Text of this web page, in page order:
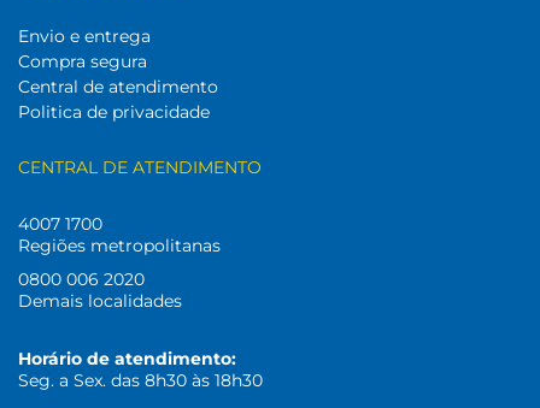
Envio e entrega
Compra segura
Central de atendimento
Politica de privacidade
CENTRAL DE ATENDIMENTO
4007 1700
Regiões metropolitanas
0800 006 2020
Demais localidades
Horário de atendimento:
Seg. a Sex. das 8h30 às 18h30